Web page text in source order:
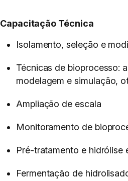
Capacitação Técnica
Isolamento, seleção e
Técnicas de bioprocesso:
modelagem e simulação,
Ampliação de escala
Monitoramento de
Pré-tratamento e hidrólise
Fermentação de